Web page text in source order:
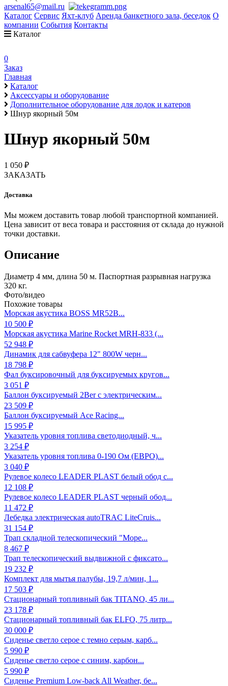
arsenal65@mail.ru
Каталог Сервис Яхт-клуб Аренда банкетного зала, беседок О
компании События Контакты
Каталог
0
Заказ
Главная
Каталог
Аксессуары и оборудование
Дополнительное оборудование для лодок и катеров
Шнур якорный 50м
Шнур якорный 50м
1 050 ₽
ЗАКАЗАТЬ
Доставка
Мы можем доставить товар любой транспортной компанией.
Цена зависит от веса товара и расстояния от склада до нужной
точки доставки.
Описание
Диаметр 4 мм, длина 50 м. Паспортная разрывная нагрузка
320 кг.
Фото/видео
Похожие товары
Морская акустика BOSS MR52B...
10 500 ₽
Морская акустика Marine Rocket MRH-833 (...
52 948 ₽
Динамик для сабвуфера 12" 800W черн...
18 798 ₽
Фал буксировочный для буксируемых кругов...
3 051 ₽
Баллон буксируемый 2Ber с электрическим...
23 509 ₽
Баллон буксируемый Ace Racing...
15 995 ₽
Указатель уровня топлива светодиодный, ч...
3 254 ₽
Указатель уровня топлива 0-190 Ом (ЕВРО)...
3 040 ₽
Рулевое колесо LEADER PLAST белый обод с...
12 108 ₽
Рулевое колесо LEADER PLAST черный обод...
11 472 ₽
Лебедка электрическая autoTRAC LiteCruis...
31 154 ₽
Трап складной телескопический "Море...
8 467 ₽
Трап телескопический выдвижной с фиксато...
19 232 ₽
Комплект для мытья палубы, 19,7 л/мин, 1...
17 503 ₽
Стационарный топливный бак TITANO, 45 ли...
23 178 ₽
Стационарный топливный бак ELFO, 75 литр...
30 000 ₽
Сиденье светло серое с темно серым, карб...
5 990 ₽
Сиденье светло серое с синим, карбон...
5 990 ₽
Сиденье Premium Low-back All Weather, бе...